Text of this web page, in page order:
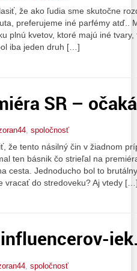
že ako ľudia sme skutočne
preferujeme iné parfémy atď..
plnú kvetov, ktoré majú iné
iba jeden druh […]
SR –
, spoločnosť
že tento násilný čin v žiadnom
ten básnik čo strieľal na
cesta. Jednoducho bol to
vracať do stredoveku? Aj vtedy
spoločnosť